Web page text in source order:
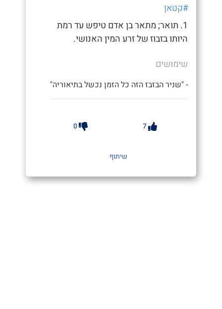
#קטאן
1. תואר; מתאר בן אדם טיפש עד רמת
היותו בזבוז של זרע המין האנושי.
שימושים
- "שניר הבזבז הזה כל הזמן נכשל בתיאוריה"
7
0
שיתוף